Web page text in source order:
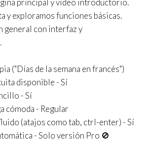
principal y video introductorio.
y exploramos funciones básicas.
general con interfaz y
("Días de la semana en francés")
disponible - Sí
- Sí
cómoda - Regular
(atajos como tab, ctrl-enter) - Sí
- Solo versión Pro 🚫